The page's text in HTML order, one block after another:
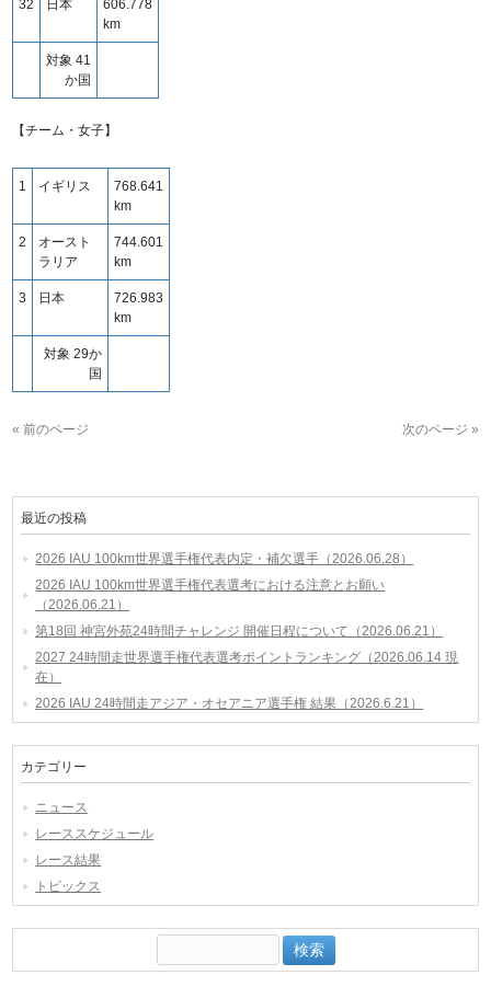
32 日本
606.778
km
対象 41
か国
【チーム・女子】
1 イギリス
768.641
km
2
オースト
ラリア
744.601
km
3 日本
726.983
km
対象 29か
国
« 前のページ 次のページ »
最近の投稿
2026 IAU 100km世界選手権代表内定・補欠選手（2026.06.28）
2026 IAU 100km世界選手権代表選考における注意とお願い
（2026.06.21）
第18回 神宮外苑24時間チャレンジ 開催日程について（2026.06.21）
2027 24時間走世界選手権代表選考ポイントランキング（2026.06.14 現
在）
2026 IAU 24時間走アジア・オセアニア選手権 結果（2026.6.21）
カテゴリー
ニュース
レーススケジュール
レース結果
トピックス
索: